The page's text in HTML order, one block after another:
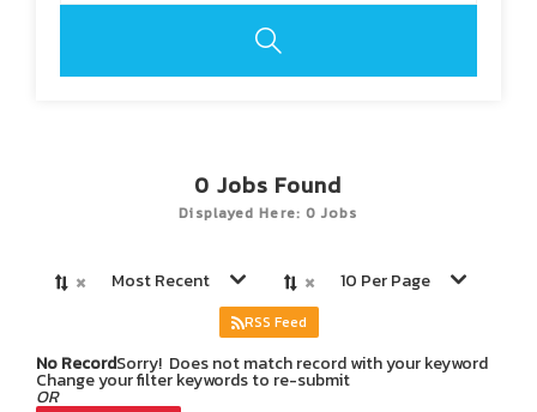
0 Jobs Found
Displayed Here: 0 Jobs
× Most Recent × 10 Per Page
RSS Feed
No RecordSorry! Does not match record with your keyword
Change your filter keywords to re-submit
OR